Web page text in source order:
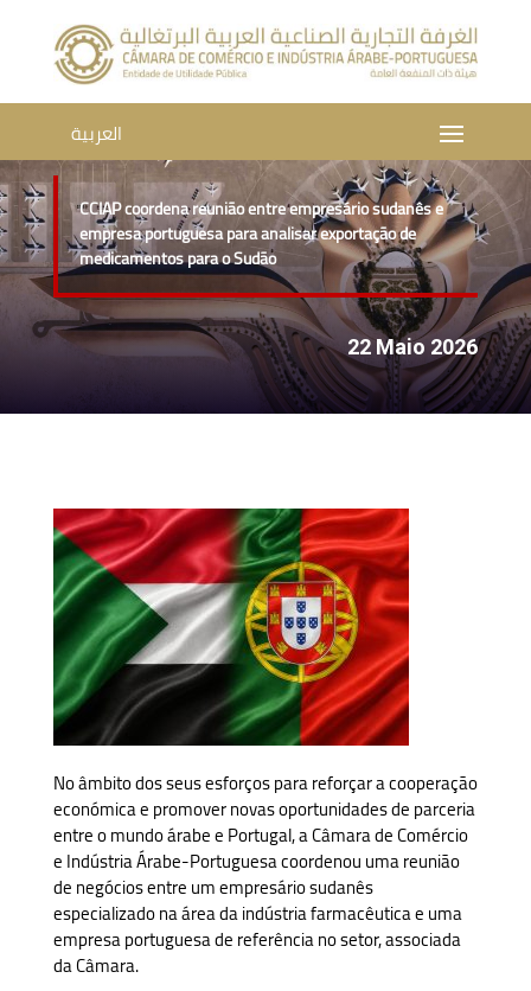
العربية
CCIAP coordena reunião entre empresário sudanês e
empresa portuguesa para analisar exportação de
medicamentos para o Sudão
22 Maio 2026
No âmbito dos seus esforços para reforçar a cooperação
económica e promover novas oportunidades de parceria
entre o mundo árabe e Portugal, a Câmara de Comércio
e Indústria Árabe-Portuguesa coordenou uma reunião
de negócios entre um empresário sudanês
especializado na área da indústria farmacêutica e uma
empresa portuguesa de referência no setor, associada
da Câmara.